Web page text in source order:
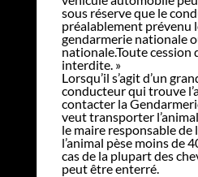
sous réserve que le
préalablement prévenu
gendarmerie nationale
nationale.Toute cession
interdite. »
Lorsqu’il s’agit d’un
conducteur qui trouve
contacter la
veut transporter
le maire responsable de
l’animal pèse moins de
cas de la plupart des
peut être enterré.